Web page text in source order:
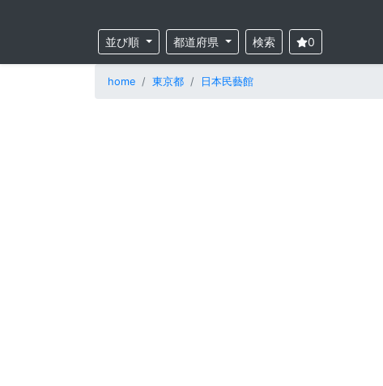
並び順 都道府県 検索 0
home 東京都 日本民藝館